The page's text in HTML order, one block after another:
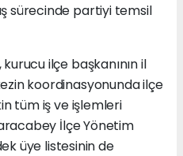
sürecinde partiyi temsil
ilçe başkanının il
koordinasyonunda ilçe
tüm iş ve işlemleri
İlçe Yönetim
üye listesinin de